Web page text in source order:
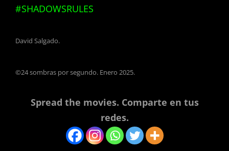
#SHADOWSRULES
David Salgado.
©24 sombras por segundo. Enero 2025.
Spread the movies. Comparte en tus
redes.